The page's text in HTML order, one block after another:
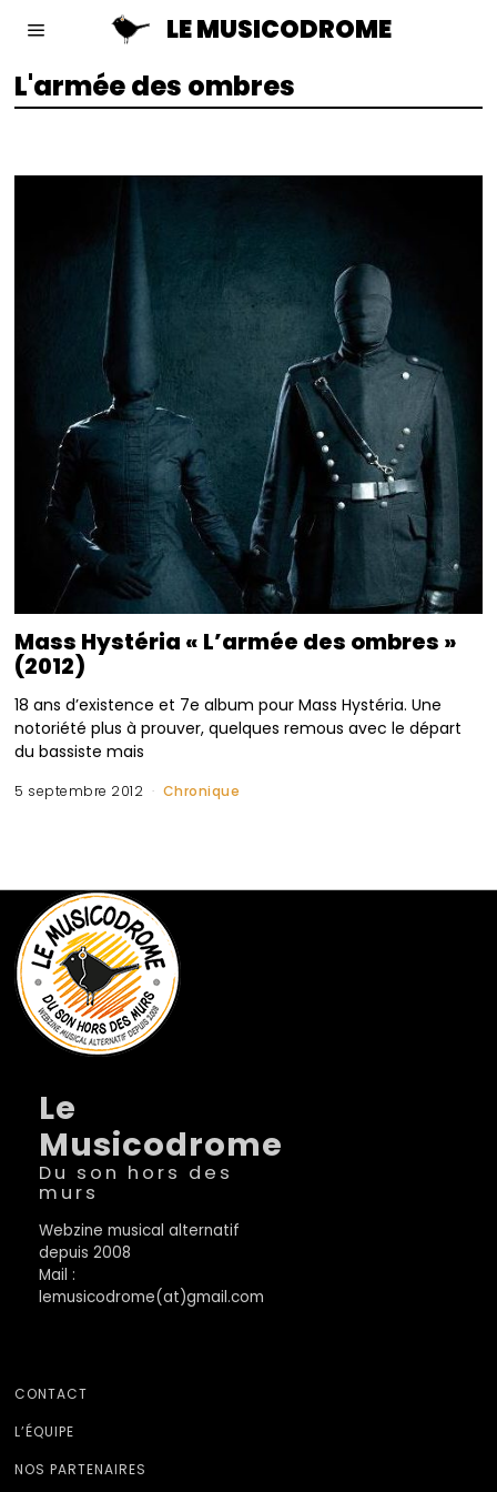
LE MUSICODROME
L'armée des ombres
Mass Hystéria « L’armée des ombres »
(2012)
18 ans d’existence et 7e album pour Mass Hystéria. Une
notoriété plus à prouver, quelques remous avec le départ
du bassiste mais
5 septembre 2012 Chronique
Le
Musicodrome
Du son hors des
murs
Webzine musical alternatif
depuis 2008
Mail :
lemusicodrome(at)gmail.com
CONTACT
L’ÉQUIPE
NOS PARTENAIRES